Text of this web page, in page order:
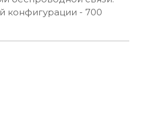
конфигурации - 700